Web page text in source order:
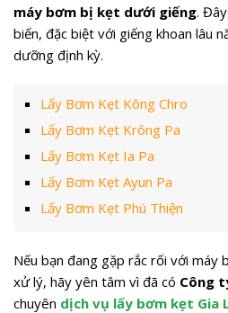
máy bơm bị kẹt dưới giếng.
biến, đặc biệt với giếng khoan lâu
dưỡng định kỳ.
Lấy Bơm Kẹt Kông Chro
Lấy Bơm Kẹt Krông Pa
Lấy Bơm Kẹt Ia Pa
Lấy Bơm Kẹt Ayun Pa
Lấy Bơm Kẹt Phú Thiện
Nếu bạn đang gặp rắc rối với máy
xử lý, hãy yên tâm vì đã có Công
chuyên dịch vụ lấy bơm kẹt Gia